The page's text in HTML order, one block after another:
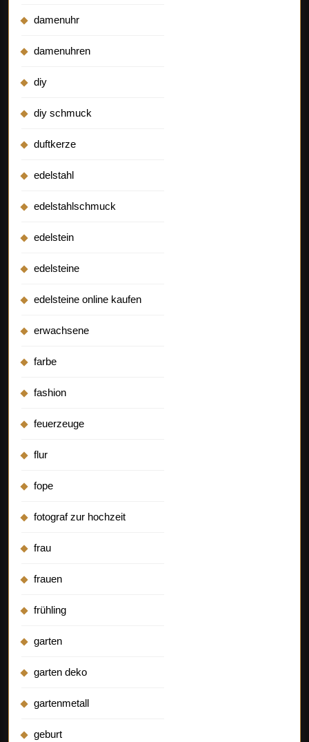
damenuhr
damenuhren
diy
diy schmuck
duftkerze
edelstahl
edelstahlschmuck
edelstein
edelsteine
edelsteine online kaufen
erwachsene
farbe
fashion
feuerzeuge
flur
fope
fotograf zur hochzeit
frau
frauen
frühling
garten
garten deko
gartenmetall
geburt